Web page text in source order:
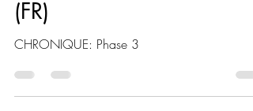
CHRONIQUE: Phase 3
(FR)